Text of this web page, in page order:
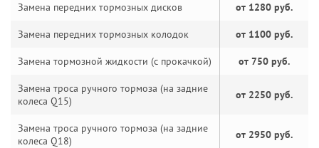
Замена передних тормозных дисков от 1280 руб.
Замена передних тормозных колодок от 1100 руб.
Замена тормозной жидкости (с прокачкой) от 750 руб.
Замена троса ручного тормоза (на задние
колеса Q15)
от 2250 руб.
Замена троса ручного тормоза (на задние
колеса Q18)
от 2950 руб.